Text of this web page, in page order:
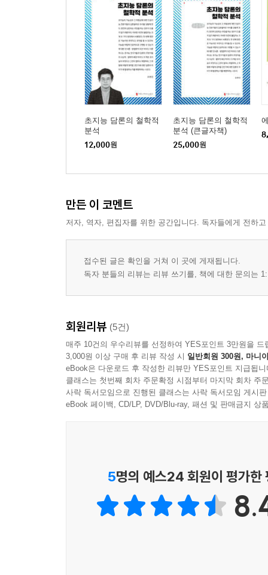
초지능 담론의 철학적
분석
12,000원
초지능 담론의 철학적
분석 (큰글자책)
25,000원
만든 이 코멘트
저자, 역자, 편집자를 위한 공간입니다. 독자들에게 전하
접수된 글은 확인을 거쳐 이 곳에 게재됩니다.
독자 분들의 리뷰는 리뷰 쓰기를, 책에 대한 문의는
회원리뷰 (5건)
매주 10건의 우수리뷰를 선정하여 YES포인트 3만원을 드
3,000원 이상 구매 후 리뷰 작성 시 일반회원 300원, 마니
eBook은 다운로드 후 작성한 리뷰만 YES포인트 지급됩니
클래스는 첫번째 회차 주문확정 시점부터 마지막 회차 주
사락 독서모임으로 진행된 클래스는 사락 독서모임 게시
eBook 페이백, CD/LP, DVD/Blu-ray, 패션 및 판매금지 상
5명의 예스24 회원이 평가한